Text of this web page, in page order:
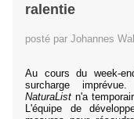
ralentie
posté par Johannes
Au cours du week-
surcharge
NaturaList n'a
L'équipe de